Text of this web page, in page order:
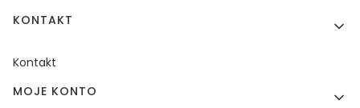
KONTAKT
Kontakt
MOJE KONTO